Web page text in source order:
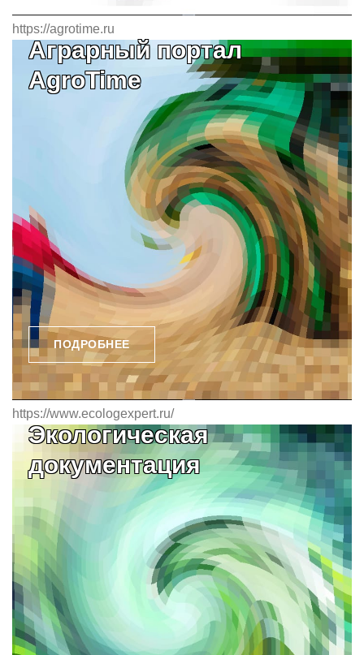
https://agrotime.ru
Аграрный портал
AgroTime
ПОДРОБНЕЕ
https://www.ecologexpert.ru/
Экологическая
документация